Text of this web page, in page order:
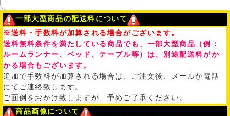
一部大型商品の配送料について
※送料・手数料が加算される場合がございます。
送料無料条件を満たしている商品でも、一部大型商品（例：
ルームランナー、ベッド、テーブル等）は、別途配送料がか
かる場合もございます。
追加で手数料が加算される場合は、ご注文後、メールか電話
にてご連絡致します。
ご面倒をおかけ致しますが、予めご了承ください。
商品画像について